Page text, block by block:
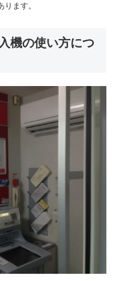
ます。
機の使い方につ